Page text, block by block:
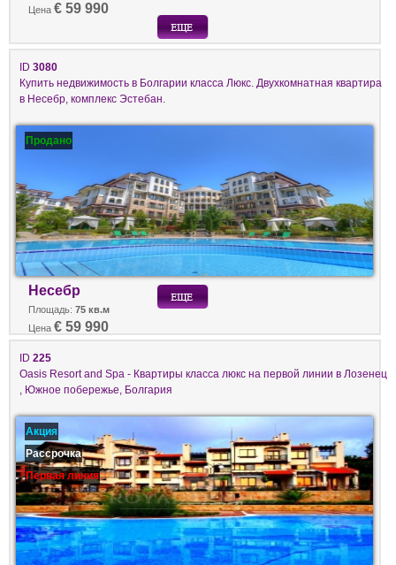
Цена € 59 990
ID 3080
Купить недвижимость в Болгарии класса Люкс. Двухкомнатная квартира
в Несебр, комплекс Эстебан.
Продано
Несебр
Площадь: 75 кв.м
Цена € 59 990
ID 225
Oasis Resort and Spa - Квартиры класса люкс на первой линии в Лозенец
, Южное побережье, Болгария
Акция
Рассрочка
Первая линия